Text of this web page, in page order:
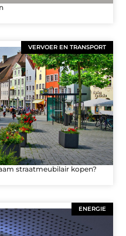
VERVOER EN TRANSPORT
straatmeubilair kopen?
ENERGIE